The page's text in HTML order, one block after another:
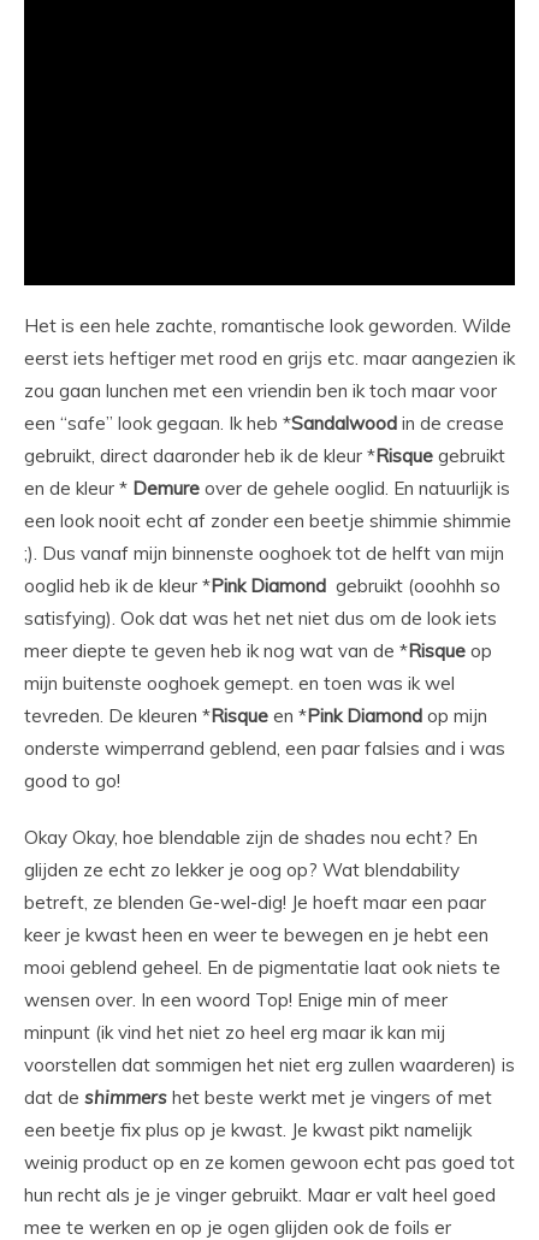
Het is een hele zachte, romantische look geworden. Wilde
eerst iets heftiger met rood en grijs etc. maar aangezien ik
zou gaan lunchen met een vriendin ben ik toch maar voor
een “safe” look gegaan. Ik heb *Sandalwood in de crease
gebruikt, direct daaronder heb ik de kleur *Risque gebruikt
en de kleur * Demure over de gehele ooglid. En natuurlijk is
een look nooit echt af zonder een beetje shimmie shimmie
;). Dus vanaf mijn binnenste ooghoek tot de helft van mijn
ooglid heb ik de kleur *Pink Diamond gebruikt (ooohhh so
satisfying). Ook dat was het net niet dus om de look iets
meer diepte te geven heb ik nog wat van de *Risque op
mijn buitenste ooghoek gemept. en toen was ik wel
tevreden. De kleuren *Risque en *Pink Diamond op mijn
onderste wimperrand geblend, een paar falsies and i was
good to go!
Okay Okay, hoe blendable zijn de shades nou echt? En
glijden ze echt zo lekker je oog op? Wat blendability
betreft, ze blenden Ge-wel-dig! Je hoeft maar een paar
keer je kwast heen en weer te bewegen en je hebt een
mooi geblend geheel. En de pigmentatie laat ook niets te
wensen over. In een woord Top! Enige min of meer
minpunt (ik vind het niet zo heel erg maar ik kan mij
voorstellen dat sommigen het niet erg zullen waarderen) is
dat de shimmers het beste werkt met je vingers of met
een beetje fix plus op je kwast. Je kwast pikt namelijk
weinig product op en ze komen gewoon echt pas goed tot
hun recht als je je vinger gebruikt. Maar er valt heel goed
mee te werken en op je ogen glijden ook de foils er